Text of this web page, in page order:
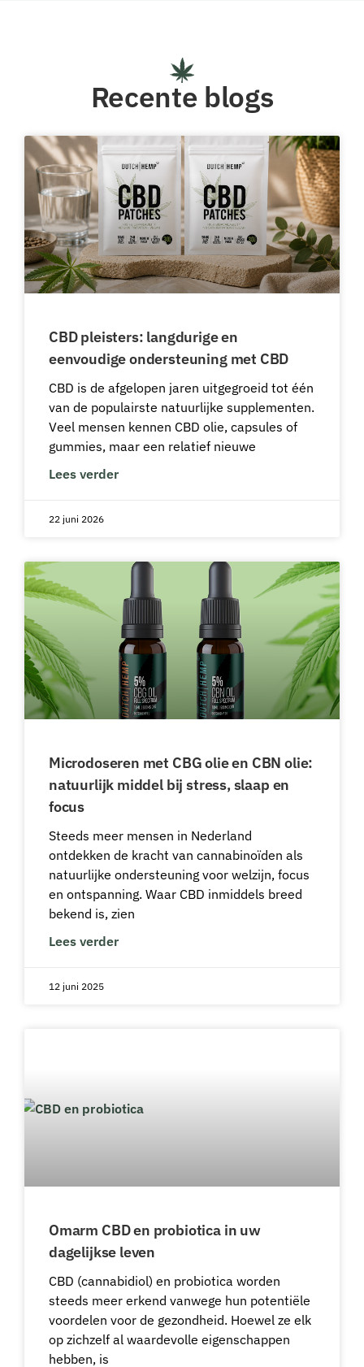
Recente blogs
CBD pleisters: langdurige en
eenvoudige ondersteuning met CBD
CBD is de afgelopen jaren uitgegroeid tot één
van de populairste natuurlijke supplementen.
Veel mensen kennen CBD olie, capsules of
gummies, maar een relatief nieuwe
Lees verder
22 juni 2026
Microdoseren met CBG olie en CBN olie:
natuurlijk middel bij stress, slaap en
focus
Steeds meer mensen in Nederland
ontdekken de kracht van cannabinoïden als
natuurlijke ondersteuning voor welzijn, focus
en ontspanning. Waar CBD inmiddels breed
bekend is, zien
Lees verder
12 juni 2025
Omarm CBD en probiotica in uw
dagelijkse leven
CBD (cannabidiol) en probiotica worden
steeds meer erkend vanwege hun potentiële
voordelen voor de gezondheid. Hoewel ze elk
op zichzelf al waardevolle eigenschappen
hebben, is